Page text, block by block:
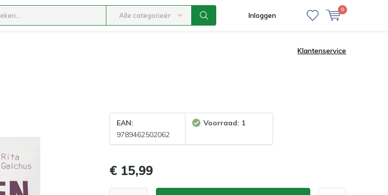
Alle categorieën Inloggen
0
Klantenservice
EAN:
9789462502062
Voorraad: 1
€ 15,99